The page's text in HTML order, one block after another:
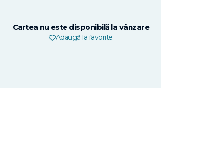
Cartea nu este disponibilă la vânzare
Adaugă la favorite